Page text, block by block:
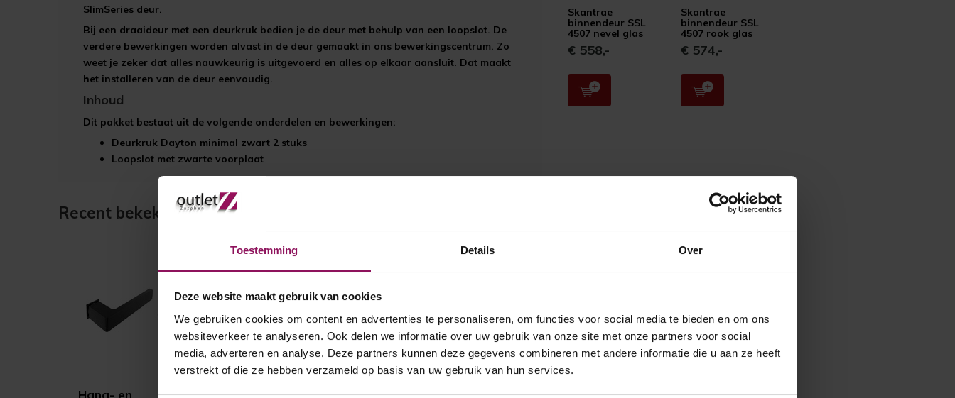
Toestemming Details Over
Deze website maakt gebruik van cookies
We gebruiken cookies om content en advertenties te personaliseren, om functies voor social media te bieden en om ons
websiteverkeer te analyseren. Ook delen we informatie over uw gebruik van onze site met onze partners voor social
media, adverteren en analyse. Deze partners kunnen deze gegevens combineren met andere informatie die u aan ze heeft
verstrekt of die ze hebben verzameld op basis van uw gebruik van hun services.
SlimSeries deur.
Bij een draaideur met een deurkruk bedien je de deur met behulp van een loopslot. De
verdere bewerkingen worden alvast in de deur gemaakt in ons bewerkingscentrum. Zo
weet je zeker dat alles nauwkeurig is uitgevoerd en alles op elkaar aansluit. Dat maakt
het installeren van de deur eenvoudig.
Inhoud
Dit pakket bestaat uit de volgende onderdelen en bewerkingen:
Deurkruk Dayton minimal zwart 2 stuks
Loopslot met zwarte voorplaat
Skantrae
binnendeur SSL
4507 nevel glas
€ 558,-
Skantrae
binnendeur SSL
4507 rook glas
€ 574,-
Recent bekeken
Hang- en